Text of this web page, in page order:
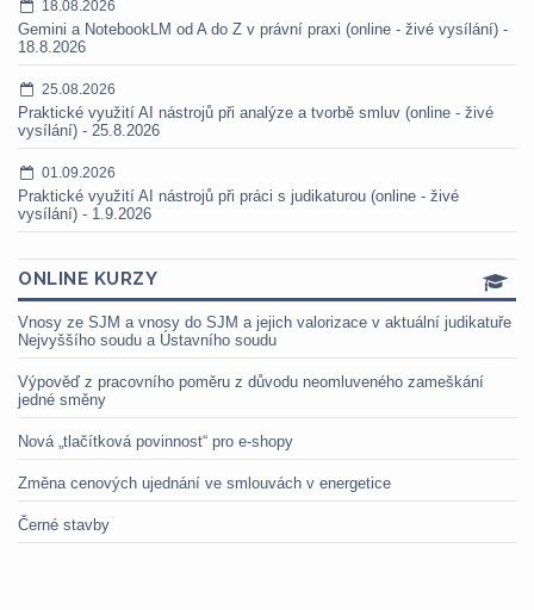
18.08.2026
Gemini a NotebookLM od A do Z v právní praxi (online - živé vysílání) -
18.8.2026
25.08.2026
Praktické využití AI nástrojů při analýze a tvorbě smluv (online - živé
vysílání) - 25.8.2026
01.09.2026
Praktické využití AI nástrojů při práci s judikaturou (online - živé
vysílání) - 1.9.2026
ONLINE KURZY
Vnosy ze SJM a vnosy do SJM a jejich valorizace v aktuální judikatuře
Nejvyššího soudu a Ústavního soudu
Výpověď z pracovního poměru z důvodu neomluveného zameškání
jedné směny
Nová „tlačítková povinnost“ pro e-shopy
Změna cenových ujednání ve smlouvách v energetice
Černé stavby